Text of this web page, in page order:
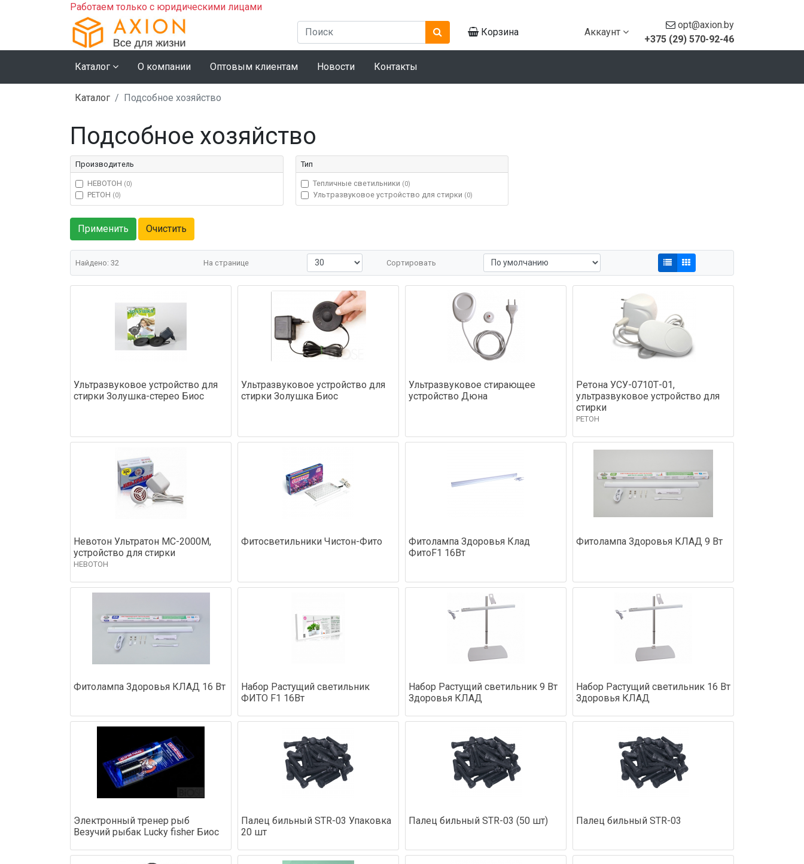
Работаем только с юридическими лицами
Корзина Аккаунт
opt@axion.by
+375 (29) 570-92-46
Каталог О компании Оптовым клиентам Новости Контакты
Каталог Подсобное хозяйство
Подсобное хозяйство
Производитель
НЕВОТОН (0)
РЕТОН (0)
Тип
Тепличные светильники (0)
Ультразвуковое устройство для стирки (0)
Найдено: 32 На странице Сортировать
Ультразвуковое устройство для
стирки Золушка-стерео Биос
Ультразвуковое устройство для
стирки Золушка Биос
Ультразвуковое стирающее
устройство Дюна
Ретона УСУ-0710Т-01,
ультразвуковое устройство для
стирки
РЕТОН
Невотон Ультратон МС-2000М,
устройство для стирки
НЕВОТОН
Фитосветильники Чистон-Фито
Фитолампа Здоровья Клад
ФитоF1 16Вт
Фитолампа Здоровья КЛАД 9 Вт
Фитолампа Здоровья КЛАД 16 Вт
Набор Растущий светильник
ФИТО F1 16Вт
Набор Растущий светильник 9 Вт
Здоровья КЛАД
Набор Растущий светильник 16 Вт
Здоровья КЛАД
Электронный тренер рыб
Везучий рыбак Lucky fisher Биос
Палец бильный STR-03 Упаковка
20 шт
Палец бильный STR-03 (50 шт) Палец бильный STR-03